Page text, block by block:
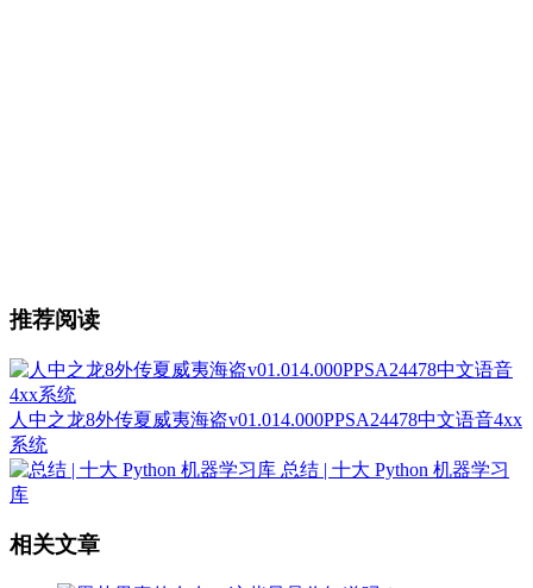
推荐阅读
人中之龙8外传夏威夷海盗v01.014.000PPSA24478中文语音4xx
系统
总结 | 十大 Python 机器学习
库
相关文章